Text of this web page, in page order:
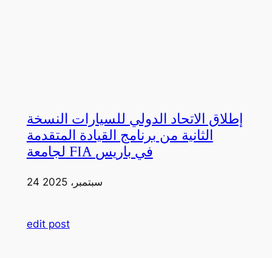
إطلاق الاتحاد الدولي للسيارات النسخة
الثانية من برنامج القيادة المتقدمة
لجامعة FIA في باريس
24 سبتمبر، 2025
edit post